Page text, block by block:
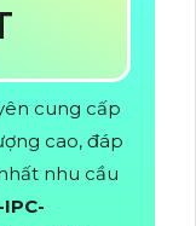
cung cấp
cao, đáp
nhu cầu
IPC-